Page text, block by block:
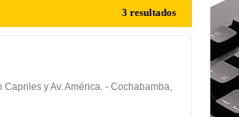
3 resultados
y Av. América. - Cochabamba,